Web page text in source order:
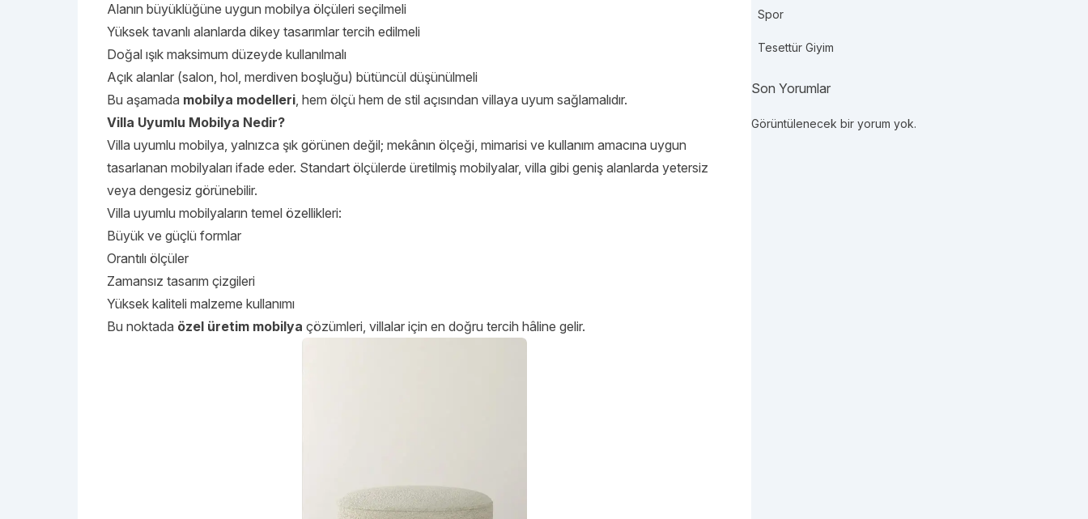
Alanın büyüklüğüne uygun mobilya ölçüleri seçilmeli
Yüksek tavanlı alanlarda dikey tasarımlar tercih edilmeli
Doğal ışık maksimum düzeyde kullanılmalı
Açık alanlar (salon, hol, merdiven boşluğu) bütüncül düşünülmeli
Bu aşamada mobilya modelleri, hem ölçü hem de stil açısından villaya uyum sağlamalıdır.
Villa Uyumlu Mobilya Nedir?
Villa uyumlu mobilya, yalnızca şık görünen değil; mekânın ölçeği, mimarisi ve kullanım amacına uygun
tasarlanan mobilyaları ifade eder. Standart ölçülerde üretilmiş mobilyalar, villa gibi geniş alanlarda yetersiz
veya dengesiz görünebilir.
Villa uyumlu mobilyaların temel özellikleri:
Büyük ve güçlü formlar
Orantılı ölçüler
Zamansız tasarım çizgileri
Yüksek kaliteli malzeme kullanımı
Bu noktada özel üretim mobilya çözümleri, villalar için en doğru tercih hâline gelir.
Spor
Tesettür Giyim
Son Yorumlar
Görüntülenecek bir yorum yok.